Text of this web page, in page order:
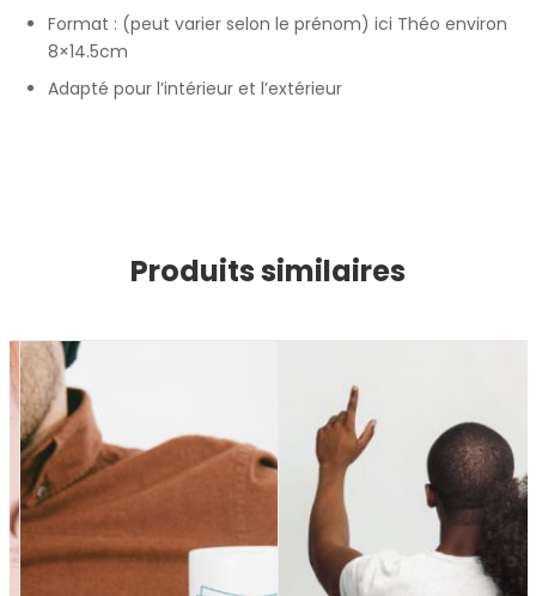
Format : (peut varier selon le prénom) ici Théo environ
8×14.5cm
Adapté pour l’intérieur et l’extérieur
Produits similaires